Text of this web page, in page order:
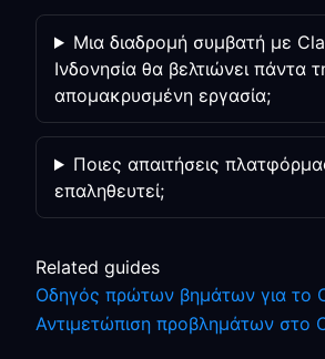
Μια διαδρομή συμβατή με
Ινδονησία θα βελτιώνει πάντα
απομακρυσμένη εργασία;
Ποιες απαιτήσεις
επαληθευτεί;
Related guides
Οδηγός πρώτων βημάτων για το
Αντιμετώπιση προβλημάτων στο